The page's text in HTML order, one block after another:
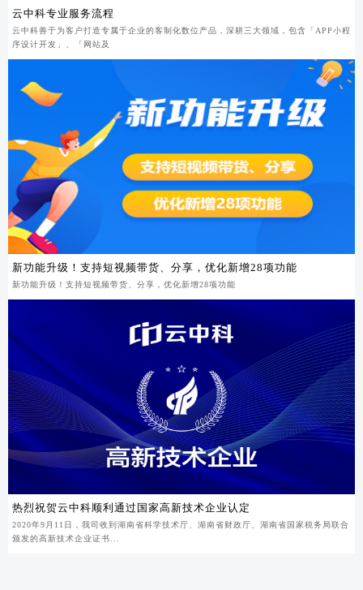
云中科专业服务流程
云中科善于为客户打造专属于企业的客制化数位产品，深耕三大领域，包含「APP小程
序设计开发」、「网站及
新功能升级！支持短视频带货、分享，优化新增28项功能
新功能升级！支持短视频带货、分享，优化新增28项功能
热烈祝贺云中科顺利通过国家高新技术企业认定
2020年9月11日，我司收到湖南省科学技术厅、湖南省财政厅、湖南省国家税务局联合
颁发的高新技术企业证书...